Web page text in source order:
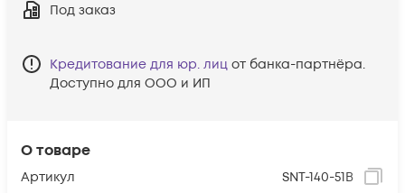
О товаре
Артикул
SNT-140-51B
Под заказ
Кредитование для юр. лиц от банка-партнёра.
Доступно для ООО и ИП